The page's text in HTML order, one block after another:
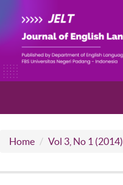
Home Vol 3, No 1 (2014)